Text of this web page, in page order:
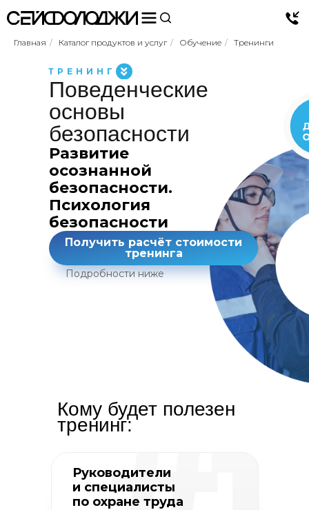
Главная / Каталог продуктов и услуг / Обучение / Тренинги
Поведенческие
основы
безопасности
Развитие
осознанной
безопасности.
Психология
безопасности
Получить расчёт стоимости
тренинга
Подробности ниже
ТРЕНИНГ
Кому будет полезен
тренинг:
Руководители
и специалисты
по охране труда